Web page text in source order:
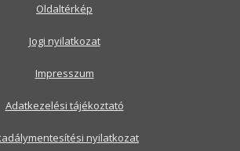
Oldaltérkép
Jogi nyilatkozat
Impresszum
Adatkezelési tájékoztató
nyilatkozat